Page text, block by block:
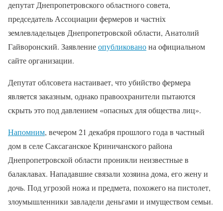
депутат Днепропетровского областного совета,
председатель Ассоциации фермеров и частніх
землевладельцев Днепропетровской области, Анатолий
Гайворонский. Заявлениеопубликованона официальном
сайте организации.
Депутат облсовета настаивает, что убийство фермера
является заказным, однако правоохранители пытаются
скрыть это под давлением «опасных для общества лиц».
Напомним, вечером 21 декабря прошлого года в частный
дом в селе Саксаганское Криничанского района
Днепропетровской области проникли неизвестные в
балаклавах. Нападавшие связали хозяина дома, его жену и
дочь. Под угрозой ножа и предмета, похожего на пистолет,
злоумышленники завладели деньгами и имуществом семьи.